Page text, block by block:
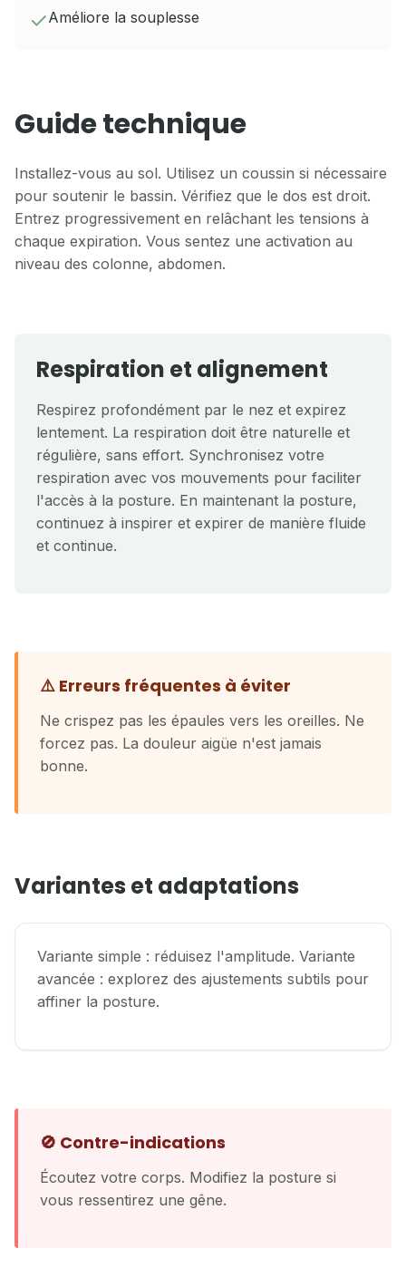
✓Améliore la souplesse
Guide technique
Installez-vous au sol. Utilisez un coussin si nécessaire
pour soutenir le bassin. Vérifiez que le dos est droit.
Entrez progressivement en relâchant les tensions à
chaque expiration. Vous sentez une activation au
niveau des colonne, abdomen.
Respiration et alignement
Respirez profondément par le nez et expirez
lentement. La respiration doit être naturelle et
régulière, sans effort. Synchronisez votre
respiration avec vos mouvements pour faciliter
l'accès à la posture. En maintenant la posture,
continuez à inspirer et expirer de manière fluide
et continue.
⚠️ Erreurs fréquentes à éviter
Ne crispez pas les épaules vers les oreilles. Ne
forcez pas. La douleur aigüe n'est jamais
bonne.
Variantes et adaptations
Variante simple : réduisez l'amplitude. Variante
avancée : explorez des ajustements subtils pour
affiner la posture.
🚫 Contre-indications
Écoutez votre corps. Modifiez la posture si
vous ressentirez une gêne.